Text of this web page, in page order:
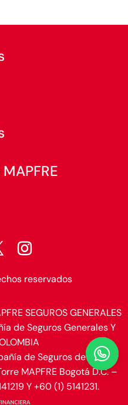
reservados
SEGUROS GENERALES
de Seguros Generales Y
de Seguros de Vida.
MAPFRE Bogotá D.C. –
Y +60 (1) 5141231.
